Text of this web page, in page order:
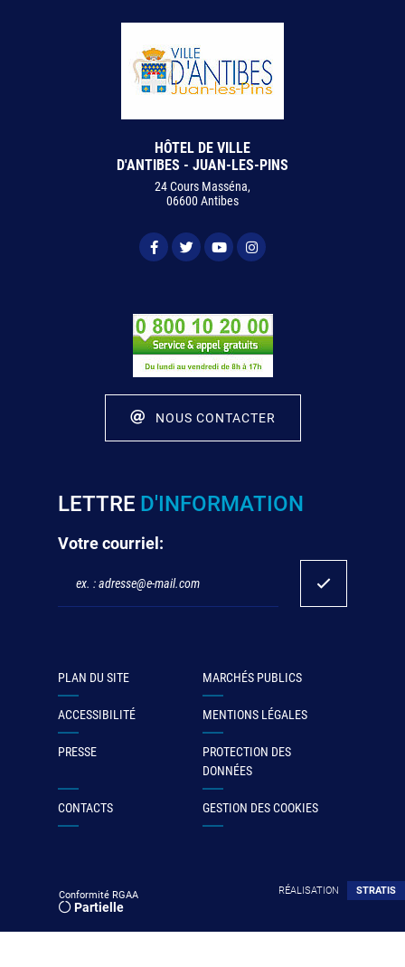
HÔTEL DE VILLE
D'ANTIBES - JUAN-LES-PINS
24 Cours Masséna,
06600 Antibes
NOUS CONTACTER
LETTRE D'INFORMATION
Votre courriel:
PLAN DU SITE MARCHÉS PUBLICS
ACCESSIBILITÉ MENTIONS LÉGALES
PRESSE
PROTECTION DES
DONNÉES
CONTACTS GESTION DES COOKIES
Conformité RGAA
Partielle
RÉALISATION STRATIS